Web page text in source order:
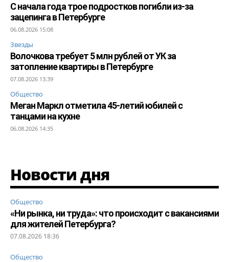
С начала года трое подростков погибли из-за
зацепинга в Петербурге
06.08.2026 15:08
Звезды
Волочкова требует 5 млн рублей от УК за
затопление квартиры в Петербурге
07.08.2026 13:39
Общество
Меган Маркл отметила 45-летий юбилей с
танцами на кухне
06.08.2026 14:35
Новости дня
Общество
«Ни рынка, ни труда»: что происходит с вакансиями
для жителей Петербурга?
07.08.2026 18:36
Общество